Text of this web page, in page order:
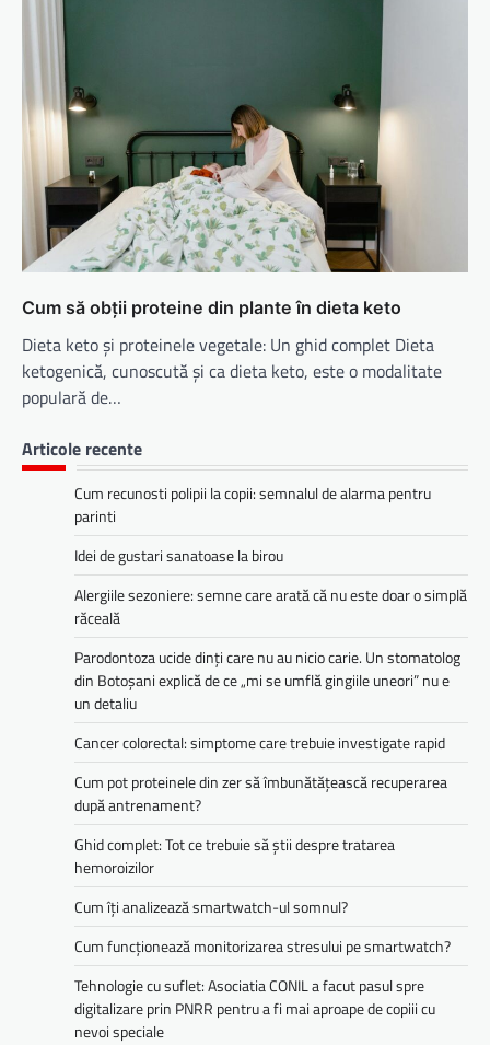
Cum să obții proteine din plante în dieta keto
Dieta keto și proteinele vegetale: Un ghid complet Dieta
ketogenică, cunoscută și ca dieta keto, este o modalitate
populară de…
Articole recente
Cum recunosti polipii la copii: semnalul de alarma pentru
parinti
Idei de gustari sanatoase la birou
Alergiile sezoniere: semne care arată că nu este doar o simplă
răceală
Parodontoza ucide dinți care nu au nicio carie. Un stomatolog
din Botoșani explică de ce „mi se umflă gingiile uneori” nu e
un detaliu
Cancer colorectal: simptome care trebuie investigate rapid
Cum pot proteinele din zer să îmbunătățească recuperarea
după antrenament?
Ghid complet: Tot ce trebuie să știi despre tratarea
hemoroizilor
Cum îți analizează smartwatch-ul somnul?
Cum funcționează monitorizarea stresului pe smartwatch?
Tehnologie cu suflet: Asociatia CONIL a facut pasul spre
digitalizare prin PNRR pentru a fi mai aproape de copiii cu
nevoi speciale